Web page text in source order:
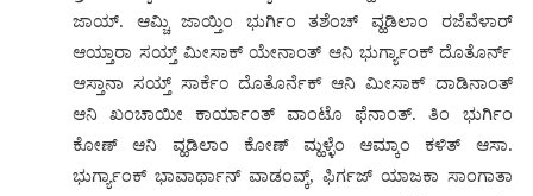
ಜಾಯ್. ಆಮ್ಚಿ ಜಾಯ್ತಿಂ ಭುರ್ಗಿಂ ತಶೆಂಚ್ ವ್ಹಡಿಲಾಂ ರಜೆವೆಳಾರ್
ಆಯ್ತಾರಾ ಸಯ್ತ್ ಮೀಸಾಕ್ ಯೇನಾಂತ್ ಆನಿ ಭುರ್ಗ್ಯಾಂಕ್ ದೊತೊರ್ನ್
ಆಸ್ತಾನಾ ಸಯ್ತ್ ಸಾರ್ಕೆ೦ ದೊತೊರ್ನೆಕ್ ಆನಿ ಮೀಸಾಕ್ ದಾಡಿನಾಂತ್
ಆನಿ ಖಂಚಾಯೀ ಕಾರ್ಯಾಂತ್ ವಾಂಟೊ ಫೆನಾಂತ್. ತಿಂ ಭುರ್ಗಿಂ
ಕೋಣ್ ಆನಿ ವ್ಹಡಿಲಾಂ ಕೋಣ್ ಮ್ಹಳ್ಳೆಂ ಆಮ್ಕಾಂ ಕಳಿತ್ ಆಸಾ.
ಭುರ್ಗ್ಯಾಂಕ್ ಭಾವಾರ್ಥಾನ್ ವಾಡಂವ್ಕ್, ಫಿರ್ಗಜ್ ಯಾಜಕಾ ಸಾಂಗಾತಾ